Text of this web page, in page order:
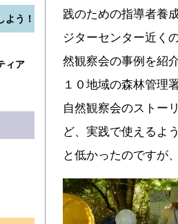
よう！
ィア
践のための指導者養
ジターセンター近く
然観察会の事例を紹
１０地域の森林管理
自然観察会のストー
ど、実践で使えるよ
と低かったのですが